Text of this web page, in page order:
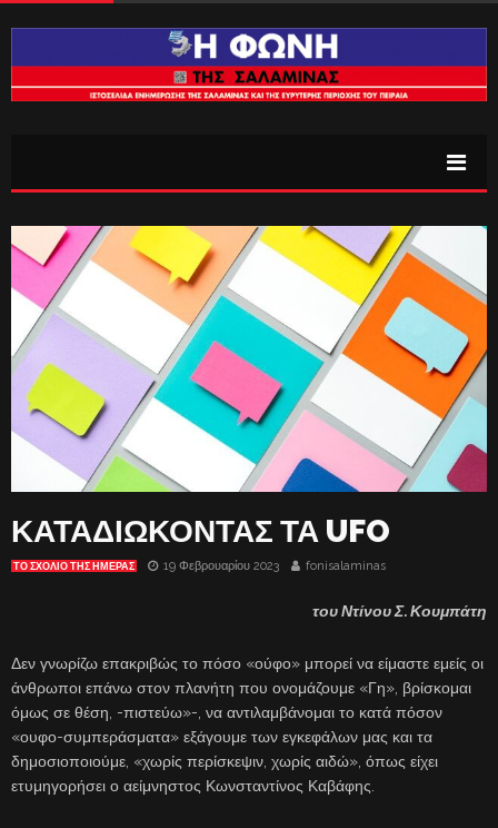
ΚΑΤΑΔΙΩΚΟΝΤΑΣ ΤΑ UFO
ΤΟ ΣΧΌΛΙΟ ΤΗΣ ΗΜΈΡΑΣ 19 Φεβρουαρίου 2023 fonisalaminas
του Ντίνου Σ. Κουμπάτη
Δεν γνωρίζω επακριβώς το πόσο «ούφο» μπορεί να είμαστε εμείς οι
άνθρωποι επάνω στον πλανήτη που ονομάζουμε «Γη», βρίσκομαι
όμως σε θέση, -πιστεύω»-, να αντιλαμβάνομαι το κατά πόσον
«ουφο-συμπεράσματα» εξάγουμε των εγκεφάλων μας και τα
δημοσιοποιούμε, «χωρίς περίσκεψιν, χωρίς αιδώ», όπως είχει
ετυμηγορήσει ο αείμνηστος Κωνσταντίνος Καβάφης.